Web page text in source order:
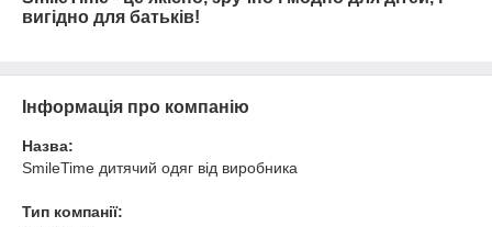
вигідно для батьків!
Інформація про компанію
Назва:
SmileTime дитячий одяг від виробника
Тип компанії: